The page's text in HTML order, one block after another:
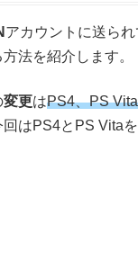
アカウントに送られ
法を紹介します。
変更はPS4、PS
はPS4とPS Vitaを